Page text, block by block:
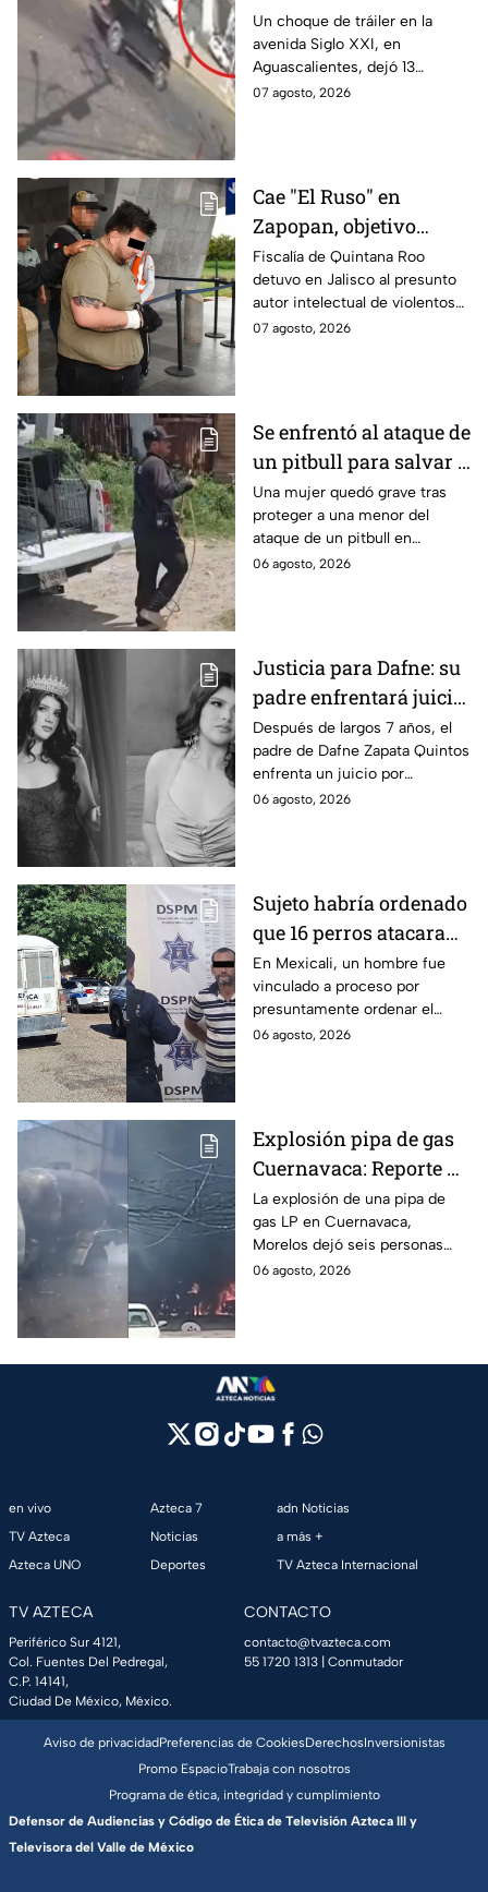
avenida Siglo XXI en
Aguascalientes deja
varios heridos y
destrozos
Un choque de tráiler en la
avenida Siglo XXI, en
Aguascalientes, dejó 13
heridos y varios vehículos
07 agosto, 2026
Cae "El Ruso" en
Zapopan, objetivo
prioritario en Playa del
Carmen
Fiscalía de Quintana Roo
detuvo en Jalisco al presunto
autor intelectual de violentos
ataques en fraccionamientos
07 agosto, 2026
Se enfrentó al ataque de
un pitbull para salvar a
una menor; hoy lucha
por su vida en Zapopan
Una mujer quedó grave tras
proteger a una menor del
ataque de un pitbull en
Zapopan; la víctima sufrió
06 agosto, 2026
Justicia para Dafne: su
padre enfrentará juicio
por presunto abuso
cometido en 2019 en
Tamaulipas
Después de largos 7 años, el
padre de Dafne Zapata Quintos
enfrenta un juicio por
presuntamente abusar de la
06 agosto, 2026
Sujeto habría ordenado
que 16 perros atacaran
a su hermana con
discapacidad en
Mexicali, BC
En Mexicali, un hombre fue
vinculado a proceso por
presuntamente ordenar el
ataque de 16 perros contra su
06 agosto, 2026
Explosión pipa de gas
Cuernavaca: Reporte de
víctimas tras estallido
en Morelos
La explosión de una pipa de
gas LP en Cuernavaca,
Morelos dejó seis personas
hospitalizadas. IMSS informó
06 agosto, 2026
en vivo
TV Azteca
Azteca UNO
Azteca 7
Noticias
Deportes
adn Noticias
a más +
TV Azteca Internacional
TV AZTECA
Periférico Sur 4121,
Col. Fuentes Del Pedregal,
C.P. 14141,
Ciudad De México, México.
CONTACTO
contacto@tvazteca.com
55 1720 1313 | Conmutador
Aviso de privacidadPreferencias de CookiesDerechosInversionistas
Promo EspacioTrabaja con nosotros
Programa de ética, integridad y cumplimiento
Defensor de Audiencias y Código de Ética de Televisión Azteca III y
Televisora del Valle de México